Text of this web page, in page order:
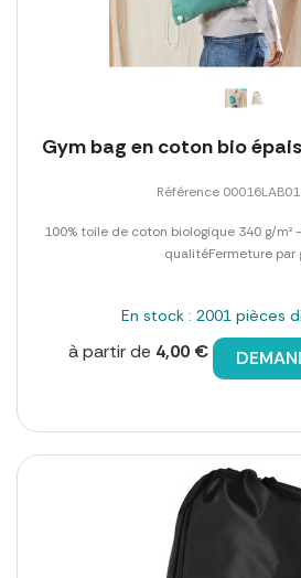
Gym bag en coton bio
Référence
100% toile de coton biologique 340 g/m²
qualitéFermeture par
En stock : 2001 pièces
à partir de 4,00 €